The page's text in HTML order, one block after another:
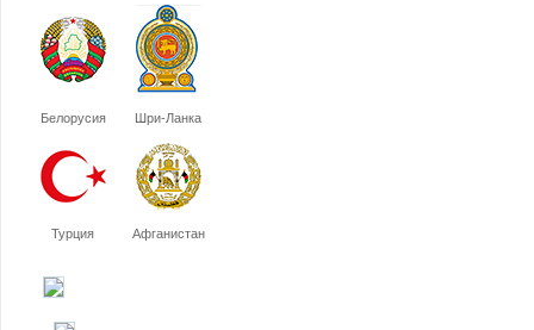
Белорусия Шри-Ланка
Турция Афганистан